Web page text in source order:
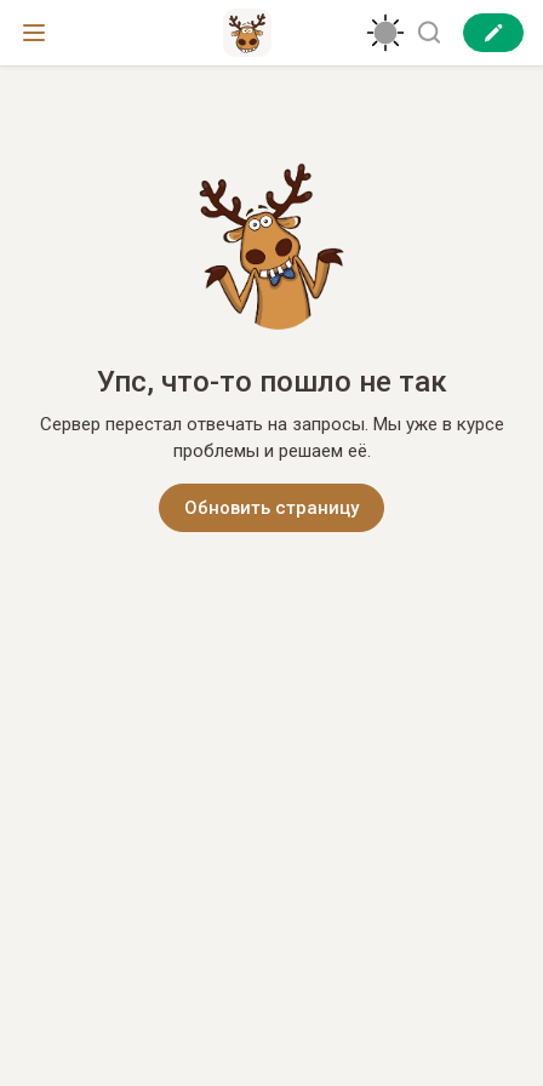
Упс, что-то пошло не так
Сервер перестал отвечать на запросы. Мы уже в курсе
проблемы и решаем её.
Обновить страницу